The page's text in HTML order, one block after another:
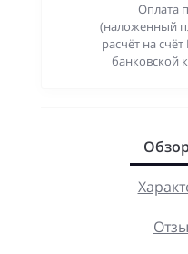
Оплата
(наложенный
расчёт на
банковской